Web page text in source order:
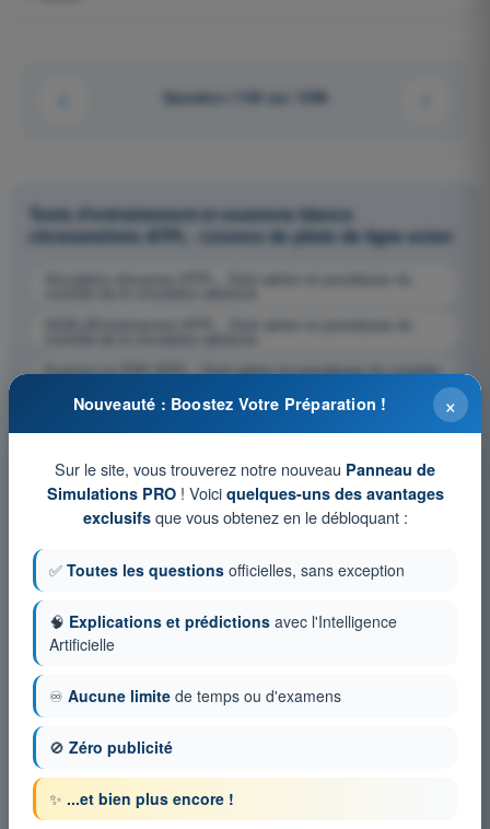
Question 1143 sur 1358
Tests d'entraînement et examens blancs
chronométrés ATPL - Licence de pilote de ligne avion
Simulation d'examen ATPL - Droit aérien et procédures du
QCM d'Entraînement ATPL - Droit aérien et procédures du
Examen en PDF ATPL - Droit aérien et procédures du contrôle
×
Nouveauté : Boostez Votre Préparation !
Sur le site, vous trouverez notre nouveau Panneau de
Simulations PRO! Voici quelques-uns des avantages
exclusifsque vous obtenez en le débloquant :
✅ Toutes les questions officielles, sans exception
🧠 Explications et prédictions avec l'Intelligence
Artificielle
♾️ Aucune limite de temps ou d'examens
🚫 Zéro publicité
✨ ...et bien plus encore !